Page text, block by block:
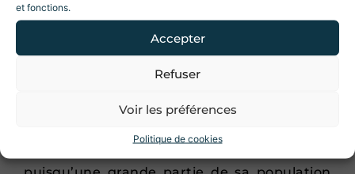
et fonctions.
Accepter
Refuser
Voir les préférences
Politique de cookies
jour après jour à cause de la
Département français le plus jeune, avec
entretenir sa fragile économie locale,
J'accepte les conditions d'utilisations.
Je m'inscris